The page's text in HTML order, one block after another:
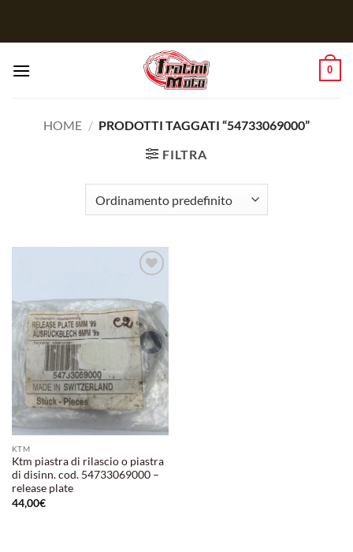
0
HOME / PRODOTTI TAGGATI “54733069000”
FILTRA
alla lista
dei
desideri
KTM
Ktm piastra di rilascio o piastra
di disinn. cod. 54733069000 –
release plate
44,00€